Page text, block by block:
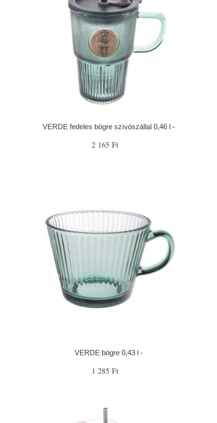
VERDE fedeles bögre szívószállal 0,46 l -
2 165 Ft
VERDE bögre 0,43 l -
1 285 Ft